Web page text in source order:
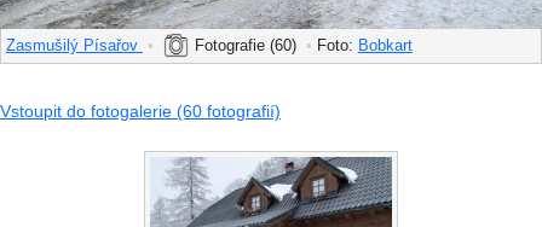
Zasmušilý Písařov • Fotografie (60) • Foto: Bobkart
Vstoupit do fotogalerie (60 fotografií)